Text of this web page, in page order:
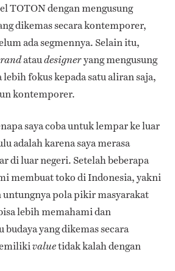
TOTON dengan mengusung
dikemas secara kontemporer,
ada segmennya. Selain itu,
ataudesigneryang mengusung
lebih fokus kepada satu aliran saja,
kontemporer.
saya coba untuk lempar ke luar
adalah karena saya merasa
di luar negeri. Setelah beberapa
membuat toko di Indonesia, yakni
untungnya pola pikir masyarakat
lebih memahami dan
yang dikemas secara
valuetidak kalah dengan